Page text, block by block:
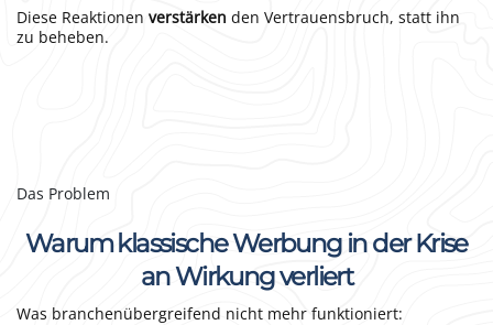
Diese Reaktionen verstärken den Vertrauensbruch, statt ihn
zu beheben.
Das Problem
Warum klassische Werbung in der Krise
an Wirkung verliert
Was branchenübergreifend nicht mehr funktioniert: